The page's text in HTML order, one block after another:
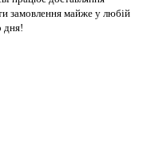
замовлення майже у любій
дня!